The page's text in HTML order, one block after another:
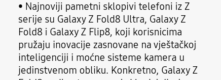
• Najnoviji pametni sklopivi telefoni iz Z
serije su Galaxy Z Fold8 Ultra, Galaxy Z
Fold8 i Galaxy Z Flip8, koji korisnicima
pružaju inovacije zasnovane na vještačkoj
inteligenciji i moćne sisteme kamera u
jedinstvenom obliku. Konkretno, Galaxy Z